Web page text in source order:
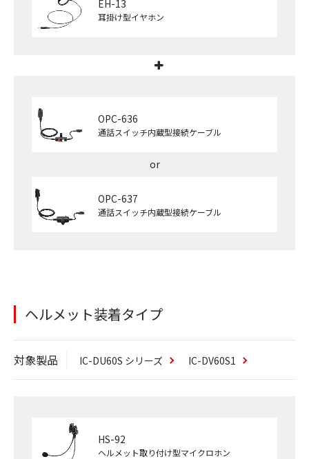
EH-13
耳掛け型イヤホン
OPC-636
通話スイッチ内蔵型接続ケーブル
OPC-637
通話スイッチ内蔵型接続ケーブル
ヘルメット装着タイプ
対象製品 IC-DU60S シリーズ IC-DV60S1
HS-92
ヘルメット取り付け型マイクロホン